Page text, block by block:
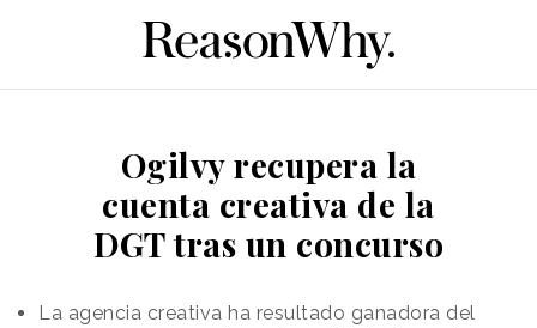
Ogilvy recupera la
cuenta creativa de la
DGT tras un concurso
La agencia creativa ha resultado ganadora del